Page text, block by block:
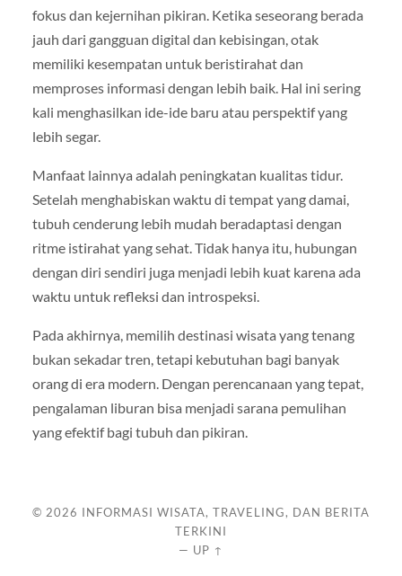
fokus dan kejernihan pikiran. Ketika seseorang berada
jauh dari gangguan digital dan kebisingan, otak
memiliki kesempatan untuk beristirahat dan
memproses informasi dengan lebih baik. Hal ini sering
kali menghasilkan ide-ide baru atau perspektif yang
lebih segar.
Manfaat lainnya adalah peningkatan kualitas tidur.
Setelah menghabiskan waktu di tempat yang damai,
tubuh cenderung lebih mudah beradaptasi dengan
ritme istirahat yang sehat. Tidak hanya itu, hubungan
dengan diri sendiri juga menjadi lebih kuat karena ada
waktu untuk refleksi dan introspeksi.
Pada akhirnya, memilih destinasi wisata yang tenang
bukan sekadar tren, tetapi kebutuhan bagi banyak
orang di era modern. Dengan perencanaan yang tepat,
pengalaman liburan bisa menjadi sarana pemulihan
yang efektif bagi tubuh dan pikiran.
© 2026 INFORMASI WISATA, TRAVELING, DAN BERITA
TERKINI
— UP ↑